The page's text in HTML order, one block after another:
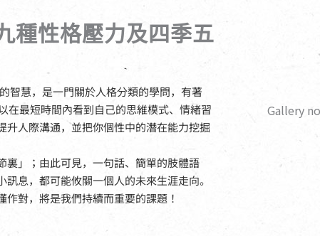
種性格壓力及四季五
智慧，是一門關於人格分類的學問，有著
在最短時間內看到自己的思維模式、情緒習
人際溝通，並把你個性中的潛在能力挖掘
裏」；由此可見，一句話、簡單的肢體語
息，都可能攸關一個人的未來生涯走向。
對，將是我們持續而重要的課題！
Gallery